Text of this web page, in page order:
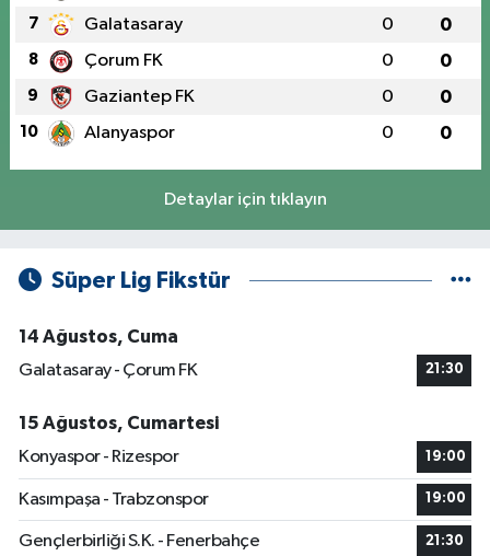
7 Galatasaray 0 0
8 Çorum FK 0 0
9 Gaziantep FK 0 0
10 Alanyaspor 0 0
Detaylar için tıklayın
Süper Lig Fikstür
14 Ağustos, Cuma
Galatasaray - Çorum FK
21:30
15 Ağustos, Cumartesi
Konyaspor - Rizespor
19:00
Kasımpaşa - Trabzonspor 19:00
Gençlerbirliği S.K. - Fenerbahçe 21:30